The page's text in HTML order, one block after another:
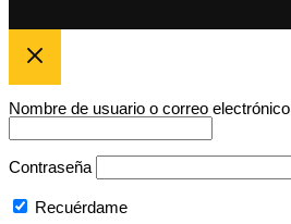
Nombre de usuario o correo electrónico
Contraseña
Recuérdame